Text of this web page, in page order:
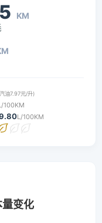
KM
油7.97元/升)
100KM
L/100KM